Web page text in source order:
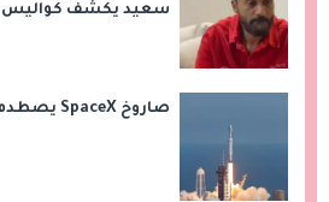
صاروخ SpaceX يصطدم بالقمر